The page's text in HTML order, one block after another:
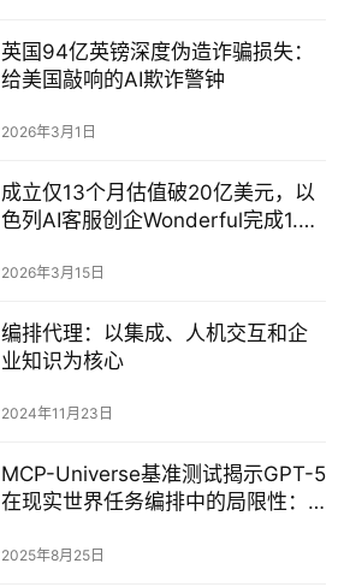
英国94亿英镑深度伪造诈骗损失：
给美国敲响的AI欺诈警钟
2026年3月1日
成立仅13个月估值破20亿美元，以
色列AI客服创企Wonderful完成1.5
2026年3月15日
编排代理：以集成、人机交互和企
业知识为核心
2024年11月23日
‌MCP-Universe基准测试揭示GPT-5
在现实世界任务编排中的局限性：
2025年8月25日